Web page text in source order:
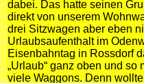
dabei. Das hatte seinen
direkt von unserem
drei Sitzwagen aber eben
Urlaubsaufenthalt im
Eisenbahntag in Rossdorf
„Urlaub“ ganz oben und
viele Waggons. Denn